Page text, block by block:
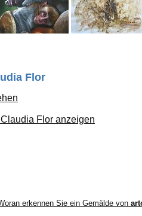
Flor
Flor anzeigen
erkennen Sie ein Gemälde von